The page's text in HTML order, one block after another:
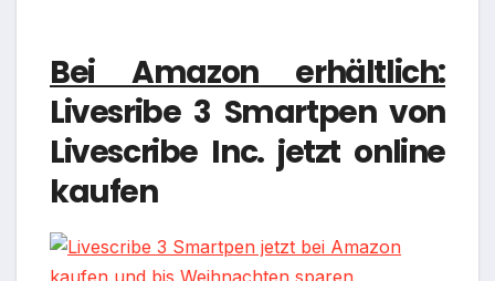
Bei Amazon erhältlich:
Livesribe 3 Smartpen von
Livescribe Inc. jetzt online
kaufen